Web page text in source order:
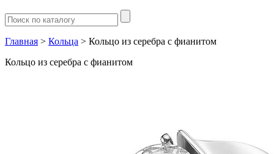
Главная > Кольца > Кольцо из серебра с фианитом
Кольцо из серебра с фианитом